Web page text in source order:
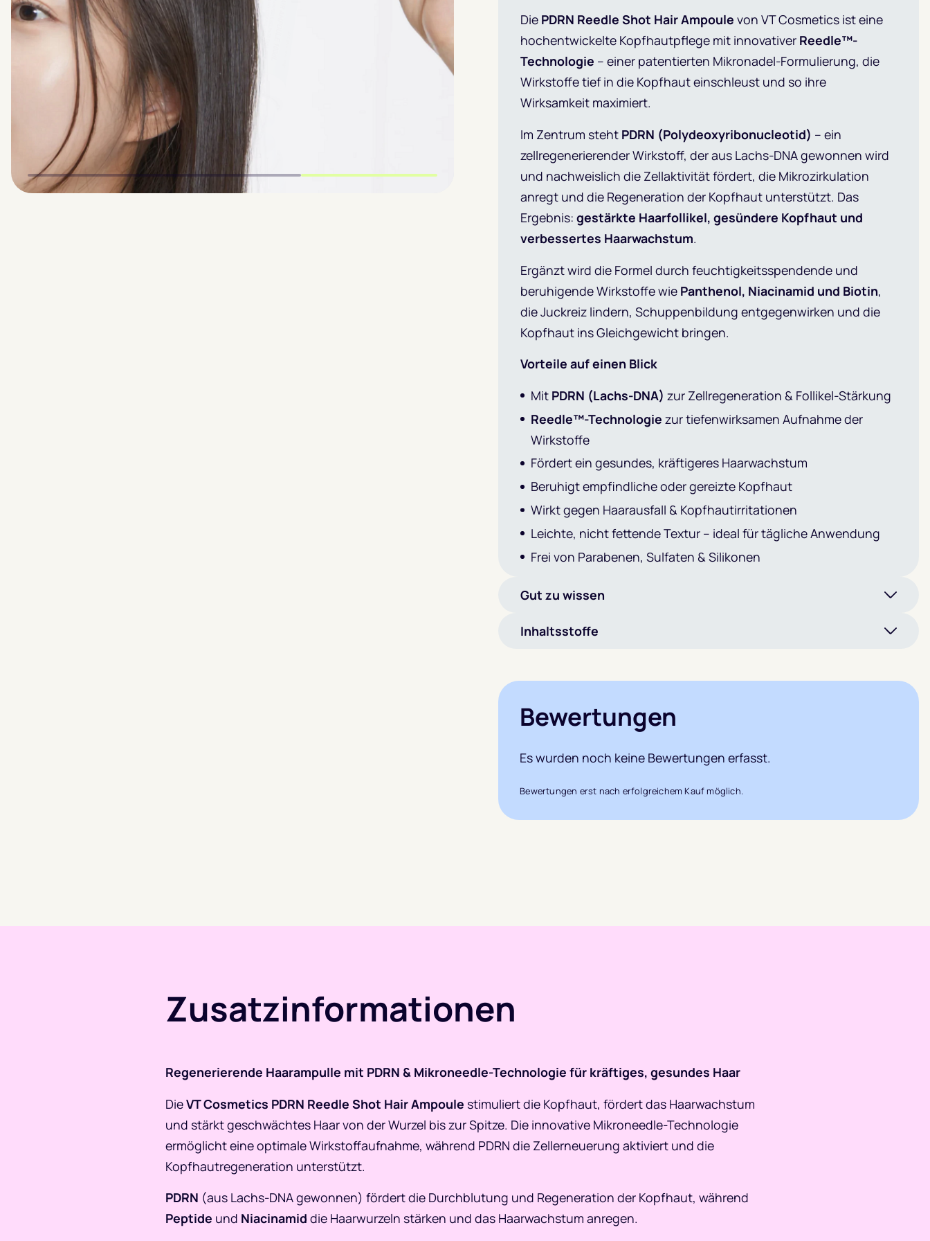
Die PDRN Reedle Shot Hair Ampoule von VT Cosmetics ist eine
hochentwickelte Kopfhautpflege mit innovativer Reedle™-
Technologie – einer patentierten Mikronadel-Formulierung, die
Wirkstoffe tief in die Kopfhaut einschleust und so ihre
Wirksamkeit maximiert.
Im Zentrum steht PDRN (Polydeoxyribonucleotid) – ein
zellregenerierender Wirkstoff, der aus Lachs-DNA gewonnen wird
und nachweislich die Zellaktivität fördert, die Mikrozirkulation
anregt und die Regeneration der Kopfhaut unterstützt. Das
Ergebnis: gestärkte Haarfollikel, gesündere Kopfhaut und
verbessertes Haarwachstum.
Ergänzt wird die Formel durch feuchtigkeitsspendende und
beruhigende Wirkstoffe wie Panthenol, Niacinamid und Biotin,
die Juckreiz lindern, Schuppenbildung entgegenwirken und die
Kopfhaut ins Gleichgewicht bringen.
Vorteile auf einen Blick
Mit PDRN (Lachs-DNA) zur Zellregeneration & Follikel-Stärkung
Reedle™-Technologie zur tiefenwirksamen Aufnahme der
Wirkstoffe
Fördert ein gesundes, kräftigeres Haarwachstum
Beruhigt empfindliche oder gereizte Kopfhaut
Wirkt gegen Haarausfall & Kopfhautirritationen
Leichte, nicht fettende Textur – ideal für tägliche Anwendung
Frei von Parabenen, Sulfaten & Silikonen
Gut zu wissen
Inhaltsstoffe
Bewertungen
Es wurden noch keine Bewertungen erfasst.
Bewertungen erst nach erfolgreichem Kauf möglich.
Zusatzinformationen
Regenerierende Haarampulle mit PDRN & Mikroneedle-Technologie für kräftiges, gesundes Haar
DieVT Cosmetics PDRN Reedle Shot Hair Ampoule stimuliert die Kopfhaut, fördert das Haarwachstum
und stärkt geschwächtes Haar von der Wurzel bis zur Spitze. Die innovative Mikroneedle-Technologie
ermöglicht eine optimale Wirkstoffaufnahme, während PDRN die Zellerneuerung aktiviert und die
Kopfhautregeneration unterstützt.
PDRN (aus Lachs-DNA gewonnen) fördert die Durchblutung und Regeneration der Kopfhaut, während
Peptide und Niacinamid die Haarwurzeln stärken und das Haarwachstum anregen.